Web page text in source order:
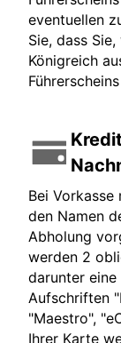
eventuellen
Sie, dass
Königreich
Bei
den Namen
Abholung
werden 2
darunter
Aufschriften
"Maestro",
Ihrer Karte